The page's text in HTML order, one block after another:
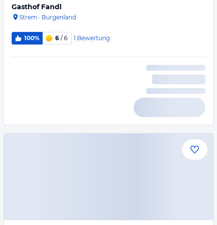
Gasthof Fandl
Strem · Burgenland
100% 6 / 6 1 Bewertung